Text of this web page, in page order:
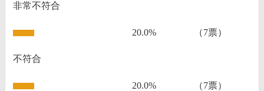
非常不符合
20.0% （7票）
不符合
20.0% （7票）